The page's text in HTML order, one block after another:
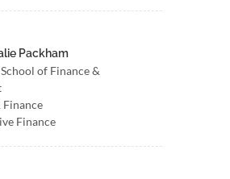
Packham
of Finance &
Finance
Finance